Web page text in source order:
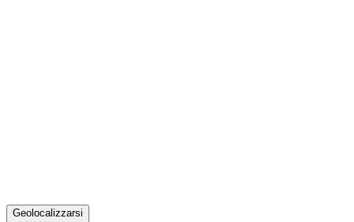
Geolocalizzarsi